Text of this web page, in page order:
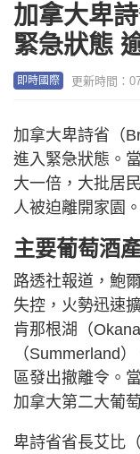
加拿大卑
緊急狀態
即時國際 更新時間：
加拿大卑詩省（
進入緊急狀態。
大一倍，大批居
人被迫離開家園。
主要葡萄酒
路透社報道，鮑
失控，火勢迅速
肯那根湖（
（Summerland
區發出撤離令。
加拿大第二大葡
卑詩省省長艾比